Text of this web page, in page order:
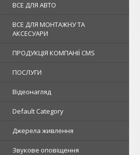
ВСЕ ДЛЯ АВТО
ВСЕ ДЛЯ МОНТАЖНУ ТА
АКСЕСУАРИ
ПРОДУКЦІЯ КОМПАНІЇ CMS
ПОСЛУГИ
Відеонагляд
Default Category
Джерела живлення
Звукове оповіщення